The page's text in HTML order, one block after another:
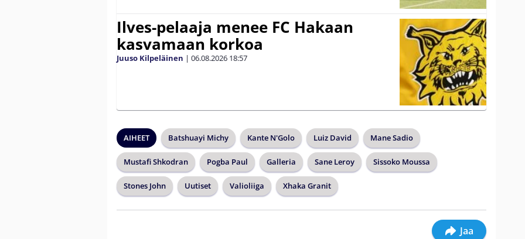
Ilves-pelaaja menee FC Hakaan
kasvamaan korkoa
Juuso Kilpeläinen | 06.08.2026 18:57
AIHEET Batshuayi Michy Kante N'Golo Luiz David Mane Sadio
Mustafi Shkodran Pogba Paul Galleria Sane Leroy Sissoko Moussa
Stones John Uutiset Valioliiga Xhaka Granit
Jaa